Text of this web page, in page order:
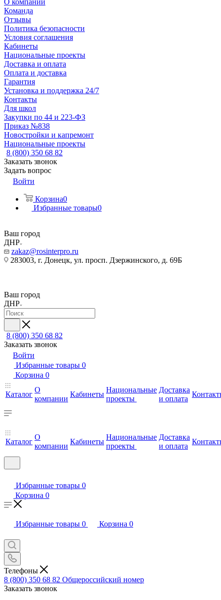
О компании
Команда
Отзывы
Политика безопасности
Условия соглашения
Кабинеты
Национальные проекты
Доставка и оплата
Оплата и доставка
Гарантия
Установка и поддержка 24/7
Контакты
Для школ
Закупки по 44 и 223-ФЗ
Приказ №838
Новостройки и капремонт
Национальные проекты
8 (800) 350 68 82
Заказать звонок
Задать вопрос
Войти
Корзина0
Избранные товары0
Ваш город
ДНР
zakaz@rosinterpro.ru
283003, г. Донецк, ул. просп. Дзержинского, д. 69Б
Ваш город
ДНР
8 (800) 350 68 82
Заказать звонок
Войти
Избранные товары 0
Корзина 0
Каталог
О
компании
Кабинеты
Национальные
проекты
Доставка
и оплата
Каталог
О
компании
Кабинеты
Национальные
проекты
Доставка
и оплата
Избранные товары 0
Корзина 0
Избранные товары 0 Корзина 0
Телефоны
8 (800) 350 68 82 Общероссийский номер
Заказать звонок